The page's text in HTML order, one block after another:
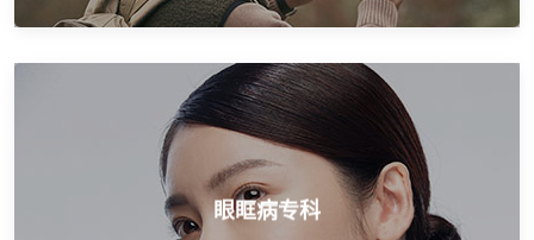
眼眶病专科
眼眶病专科
眼部整形、双眼皮、激光注射美容、眼眶肿瘤